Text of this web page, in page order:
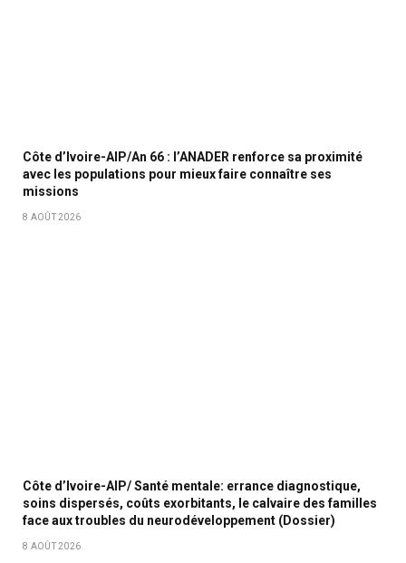
Côte d’Ivoire-AIP/An 66 : l’ANADER renforce sa proximité
avec les populations pour mieux faire connaître ses
missions
8 AOÛT 2026
Côte d’Ivoire-AIP/ Santé mentale: errance diagnostique,
soins dispersés, coûts exorbitants, le calvaire des familles
face aux troubles du neurodéveloppement (Dossier)
8 AOÛT 2026